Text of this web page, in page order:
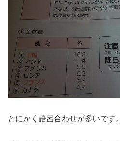
とにかく語呂合わせが多いです。